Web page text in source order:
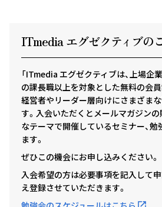
ITmedia エグゼクティ ブの
「ITmedia エグゼクティブは、上場企
の課長職以上を対象とした無料の会員
経営者やリーダー層向けにさまざま
す。入会いただくとメールマガジンの
なテーマで開催しているセミナー、
ます。
ぜひこの機会にお申し込みください。
入会希望の方は必要事項を記入して
え登録させていただきます。